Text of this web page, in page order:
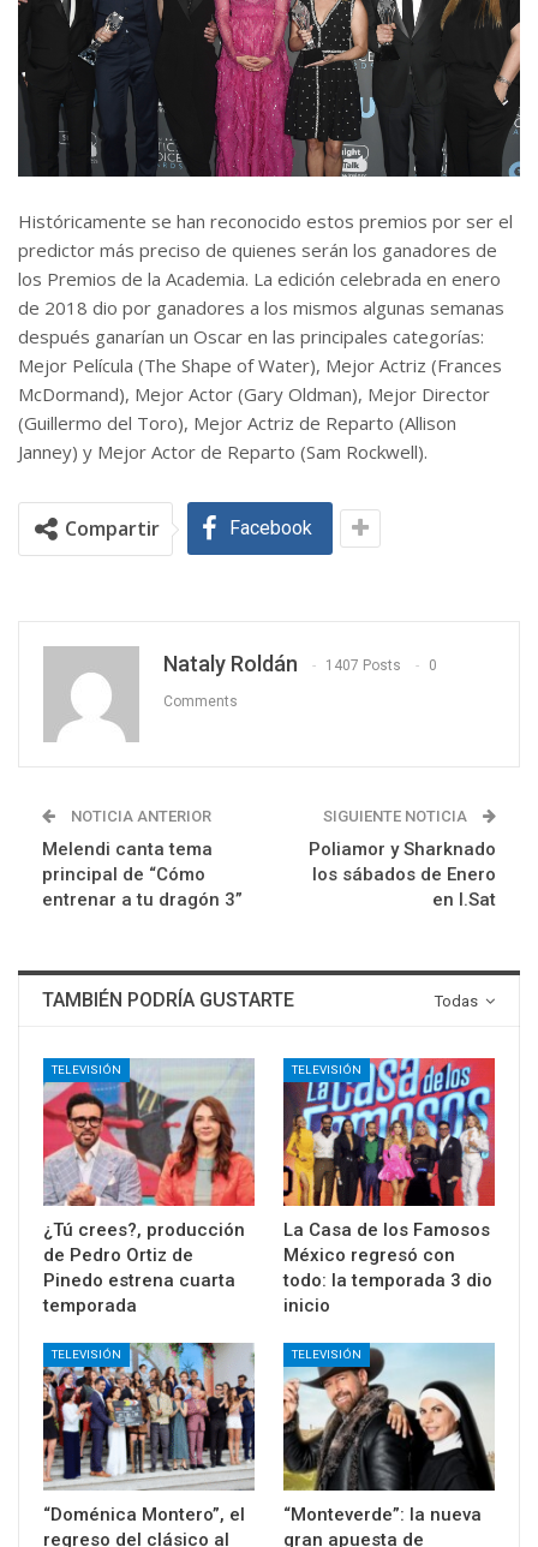
Históricamente se han reconocido estos premios por ser el
predictor más preciso de quienes serán los ganadores de
los Premios de la Academia. La edición celebrada en enero
de 2018 dio por ganadores a los mismos algunas semanas
después ganarían un Oscar en las principales categorías:
Mejor Película (The Shape of Water), Mejor Actriz (Frances
McDormand), Mejor Actor (Gary Oldman), Mejor Director
(Guillermo del Toro), Mejor Actriz de Reparto (Allison
Janney) y Mejor Actor de Reparto (Sam Rockwell).
Compartir Facebook
Nataly Roldán 1407 Posts 0
Comments
NOTICIA ANTERIOR
Melendi canta tema
principal de “Cómo
entrenar a tu dragón 3”
SIGUIENTE NOTICIA
Poliamor y Sharknado
los sábados de Enero
en I.Sat
Todas
TAMBIÉN PODRÍA GUSTARTE
TELEVISIÓN
¿Tú crees?, producción
de Pedro Ortiz de
Pinedo estrena cuarta
temporada
TELEVISIÓN
La Casa de los Famosos
México regresó con
todo: la temporada 3 dio
inicio
TELEVISIÓN
“Doménica Montero”, el
regreso del clásico al
TELEVISIÓN
“Monteverde”: la nueva
gran apuesta de